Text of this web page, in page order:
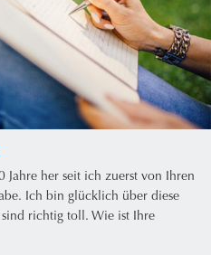
Jahre her seit ich zuerst von Ihren
Ich bin glücklich über diese
richtig toll. Wie ist Ihre